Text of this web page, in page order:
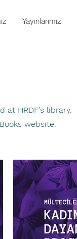
Yayınlarımız
HRDF's library.
website.